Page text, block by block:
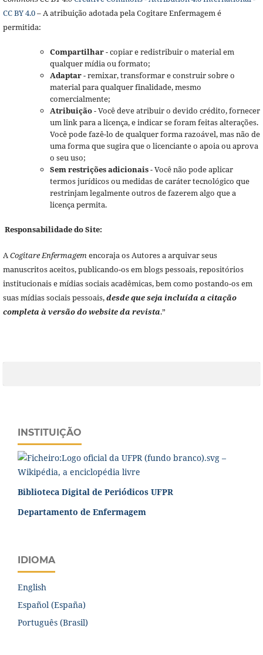
CC BY 4.0– A atribuição adotada pela Cogitare Enfermagem é
permitida:
Compartilhar- copiar e redistribuir o material em
qualquer mídia ou formato;
Adaptar- remixar, transformar e construir sobre o
material para qualquer finalidade, mesmo
comercialmente;
Atribuição- Você deve atribuir o devido crédito, fornecer
um link para a licença, e indicar se foram feitas alterações.
Você pode fazê-lo de qualquer forma razoável, mas não de
uma forma que sugira que o licenciante o apoia ou aprova
o seu uso;
Sem restrições adicionais- Você não pode aplicar
termos jurídicos ou medidas de caráter tecnológico que
restrinjam legalmente outros de fazerem algo que a
licença permita.
Responsabilidade do Site:
ACogitare Enfermagemencoraja os Autores a arquivar seus
manuscritos aceitos, publicando-os em blogs pessoais, repositórios
institucionais e mídias sociais acadêmicas, bem como postando-os em
suas mídias sociais pessoais,desde que seja incluída a citação
completa à versão do website da revista.”
INSTITUIÇÃO
Biblioteca Digital de Periódicos UFPR
Departamento de Enfermagem
IDIOMA
English
Español (España)
Português (Brasil)